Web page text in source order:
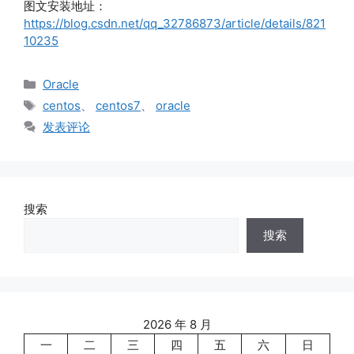
图文安装地址：
https://blog.csdn.net/qq_32786873/article/details/821
10235
分
Oracle
标
签
centos、 centos7、 oracle
发表评论
搜索
搜索
2026 年 8 月
一
二 三 四 五 六 日